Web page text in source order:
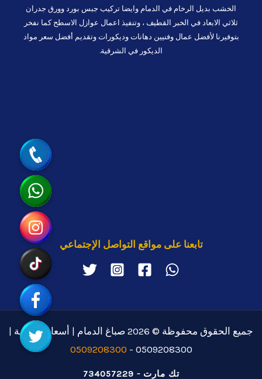
الخشب بديل الرخام في الدمام وايضا تركيب جبس بورد وورق جدران
ثلاثي الابعاد في الخبر القطيف ، وتنفيذ اعمال عوازل الاسطح كما نفخر
بتوفيرنا لأفضل عمال وفنيين دهانات وديكورات وتقديم أفضل سعر مواد
الديكور في الشرقية.
تابعنا على مواقع التواصل الإجتماعي
جميع الحقوق محفوظة © 2026 صباغ الدمام | أسعار منافسة |
0509208300 -
0509208300
تك مارت - 734057229
جوال
واتساب
انستقرام
تيك توك
رابط مخصّص
تويتر